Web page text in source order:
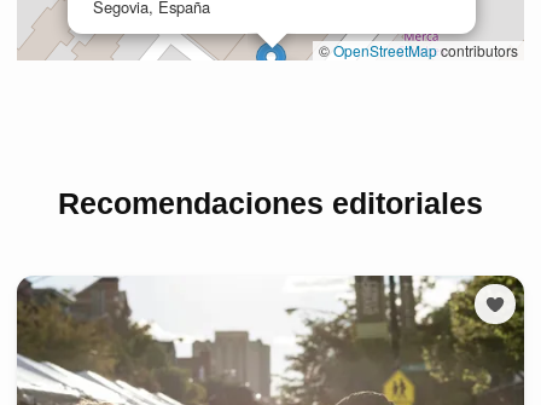
Recomendaciones editoriales